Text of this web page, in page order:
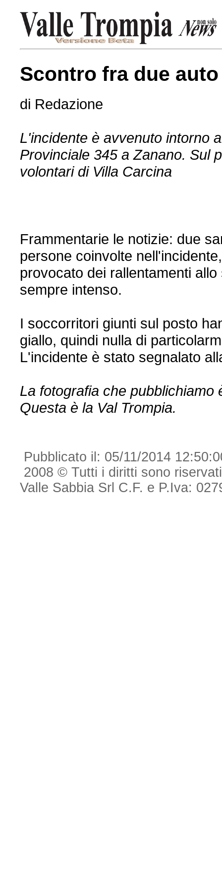
Scontro fra due auto
di Redazione
L'incidente è avvenuto intorno
Provinciale 345 a Zanano. Sul
volontari di Villa Carcina
Frammentarie le notizie: due
persone coinvolte
provocato dei rallentamenti
sempre intenso.
I soccorritori giunti sul posto
giallo, quindi nulla di
L'incidente è stato segnalato
La fotografia che pubblichiamo
Questa è la Val Trompia.
Pubblicato il: 05/11/2014
2008 © Tutti i diritti sono
Valle Sabbia Srl C.F. e P.Iva: